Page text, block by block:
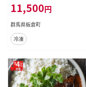
11,500円
群馬県板倉町
冷凍